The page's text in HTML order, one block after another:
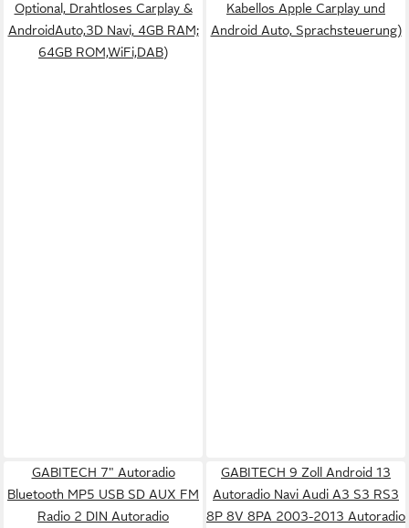
Optional, Drahtloses Carplay &
AndroidAuto,3D Navi, 4GB RAM;
64GB ROM,WiFi,DAB)
Kabellos Apple Carplay und
Android Auto, Sprachsteuerung)
GABITECH 7" Autoradio
Bluetooth MP5 USB SD AUX FM
Radio 2 DIN Autoradio
GABITECH 9 Zoll Android 13
Autoradio Navi Audi A3 S3 RS3
8P 8V 8PA 2003-2013 Autoradio